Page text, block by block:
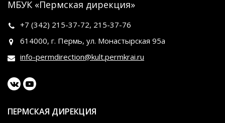
МБУК «Пермская дирекция»
+7 (342) 215-37-72, 215-37-76
614000, г. Пермь, ул. Монастырская 95а
info-permdirection@kult.permkrai.ru
ПЕРМСКАЯ ДИРЕКЦИЯ